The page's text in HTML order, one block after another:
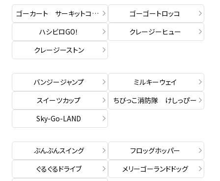
ゴーカート サーキットコース
ゴーゴートロッコ
ハシビロGO！
クレージーヒュー
クレージーストン
バンジージャンプ
ミルキーウェイ
スイーツカップ
ちびっこ消防隊 けしっぴー
Sky-Go-LAND
ぶんぶんスイング
フロッグホッパー
ぐるぐるドライブ
メリーゴーランドドッグ